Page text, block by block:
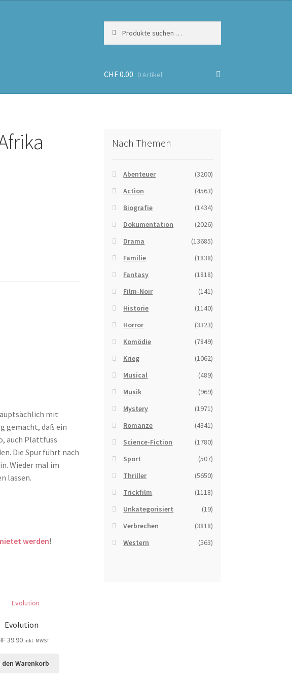
nach:
CHF0.00 0 Artikel
mit
gemacht, daß ein
auch Plattfuss
Die Spur führt nach
Wieder mal im
lassen.
werden!
Evolution
39.90 inkl. MWST
den Warenkorb
Nach Themen
Abenteuer
(3200)
Action
(4563)
Biografie
(1434)
Dokumentation
(2026)
Drama
(13685)
Familie
(1838)
Fantasy
(1818)
Film-Noir
(141)
Historie
(1140)
Horror
(3323)
Komödie
(7849)
Krieg
(1062)
Musical
(489)
Musik
(969)
Mystery
(1971)
Romanze
(4341)
Science-Fiction
(1780)
Sport
(507)
Thriller
(5650)
Trickfilm
(1118)
Unkategorisiert
(19)
Verbrechen
(3818)
Western
(563)